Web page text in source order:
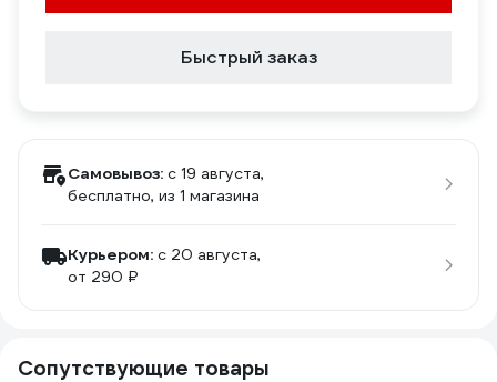
Быстрый заказ
Самовывоз: c 19 августа,
бесплатно, из 1 магазина
Курьером: c 20 августа,
от 290 ₽
Сопутствующие товары